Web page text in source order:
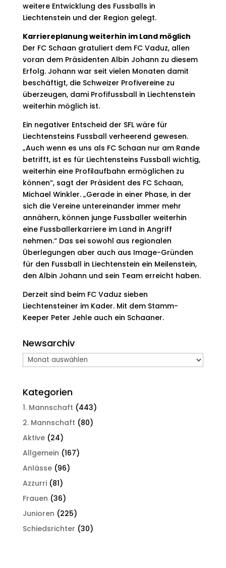
weitere Entwicklung des Fussballs in
Liechtenstein und der Region gelegt.
Karriereplanung weiterhin im Land möglich
Der FC Schaan gratuliert dem FC Vaduz, allen
voran dem Präsidenten Albin Johann zu diesem
Erfolg. Johann war seit vielen Monaten damit
beschäftigt, die Schweizer Profivereine zu
überzeugen, dami Profifussball in Liechtenstein
weiterhin möglich ist.
Ein negativer Entscheid der SFL wäre für
Liechtensteins Fussball verheerend gewesen.
„Auch wenn es uns als FC Schaan nur am Rande
betrifft, ist es für Liechtensteins Fussball wichtig,
weiterhin eine Profilaufbahn ermöglichen zu
können“, sagt der Präsident des FC Schaan,
Michael Winkler. „Gerade in einer Phase, in der
sich die Vereine untereinander immer mehr
annähern, können junge Fussballer weiterhin
eine Fussballerkarriere im Land in Angriff
nehmen.“ Das sei sowohl aus regionalen
Überlegungen aber auch aus Image-Gründen
für den Fussball in Liechtenstein ein Meilenstein,
den Albin Johann und sein Team erreicht haben.
Derzeit sind beim FC Vaduz sieben
Liechtensteiner im Kader. Mit dem Stamm-
Keeper Peter Jehle auch ein Schaaner.
Newsarchiv
Newsarchiv
Kategorien
1. Mannschaft (443)
2. Mannschaft (80)
Aktive(24)
Allgemein (167)
Anlässe(96)
Azzurri(81)
Frauen (36)
Junioren (225)
Schiedsrichter (30)